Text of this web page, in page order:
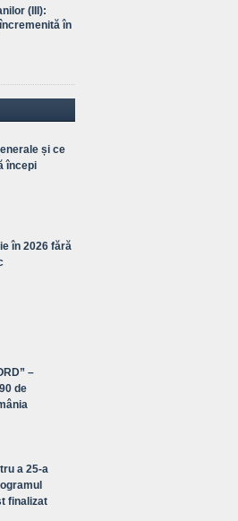
(III):
în
și ce
începi
în 2026 fără
–
de
a 25-a
finalizat